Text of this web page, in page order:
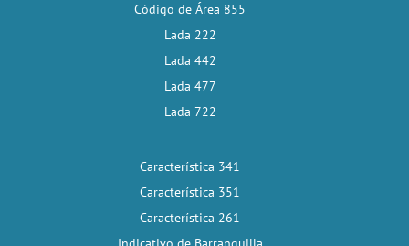
Código de Área 855
Lada 222
Lada 442
Lada 477
Lada 722
Característica 341
Característica 351
Característica 261